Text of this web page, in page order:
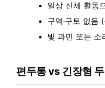
일상 신체 활동
구역·구토 없음
빛 과민 또는 소
편두통 vs 긴장형